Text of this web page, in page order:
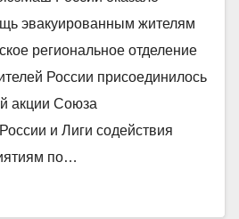
эвакуированным жителям
региональное отделение
России присоединилось
акции Союза
и Лиги содействия
по…